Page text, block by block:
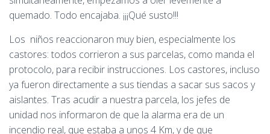
quemado. Todo encajaba. ¡¡¡Qué susto!!!
Los niños reaccionaron muy bien, especialmente los
castores: todos corrieron a sus parcelas, como manda el
protocolo, para recibir instrucciones. Los castores, incluso
ya fueron directamente a sus tiendas a sacar sus sacos y
aislantes. Tras acudir a nuestra parcela, los jefes de
unidad nos informaron de que la alarma era de un
incendio real, que estaba a unos 4 Km, y de que